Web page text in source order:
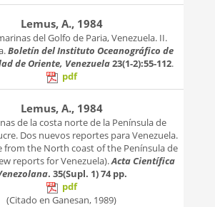
Lemus, A., 1984
del Golfo de Paria, Venezuela. II.
Boletín del Instituto Oceanográfico de
de Oriente, Venezuela23(1-2):55-112.
pdf
Lemus, A., 1984
de la costa norte de la Península de
Dos nuevos reportes para Venezuela.
from the North coast of the Península de
reports for Venezuela).Acta Científica
. 35(Supl. 1)74 pp.
pdf
(Citado en Ganesan, 1989)